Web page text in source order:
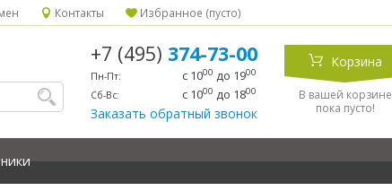
Контакты Избранное (пусто)
+7 (495) 374-73-00
Пн-Пт: с 1000 до 1900
Сб-Вс: с 1000 до 1800
Заказать обратный звонок
Корзина
В вашей корзине
пока пусто!